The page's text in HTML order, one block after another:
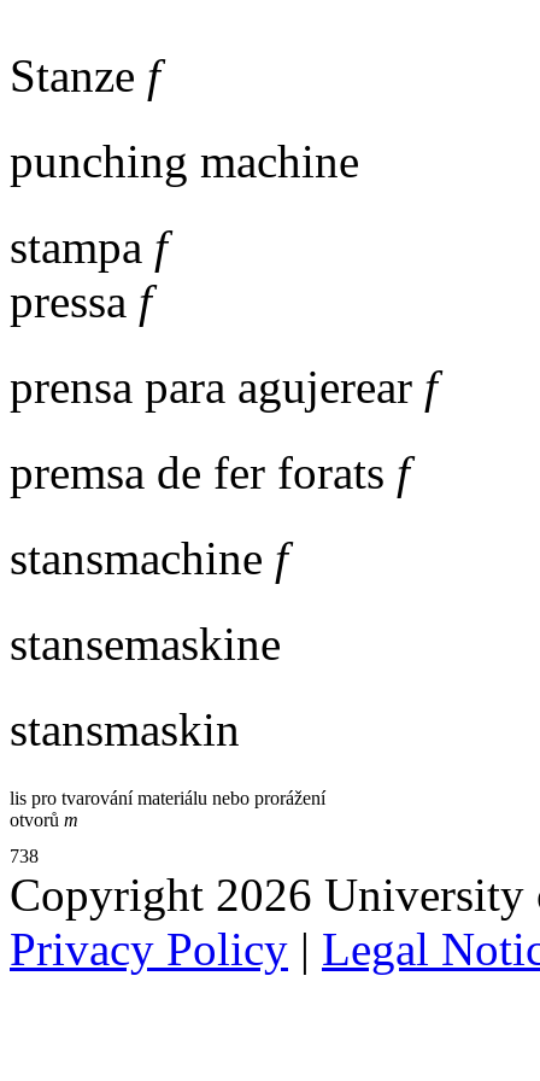
Stanze f
punching machine
stampa f
pressa f
prensa para agujerear f
premsa de fer forats f
stansmachine f
stansemaskine
stansmaskin
lis pro tvarování materiálu nebo prorážení
otvorů m
738
Copyright 2026
Privacy Policy | Legal